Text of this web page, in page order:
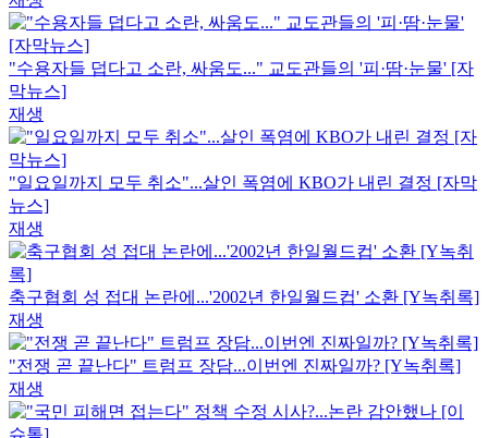
"수용자들 덥다고 소란, 싸움도..." 교도관들의 '피·땀·눈물' [자
막뉴스]
재생
"일요일까지 모두 취소"...살인 폭염에 KBO가 내린 결정 [자막
뉴스]
재생
축구협회 성 접대 논란에...'2002년 한일월드컵' 소환 [Y녹취록]
재생
"전쟁 곧 끝난다" 트럼프 장담...이번엔 진짜일까? [Y녹취록]
재생